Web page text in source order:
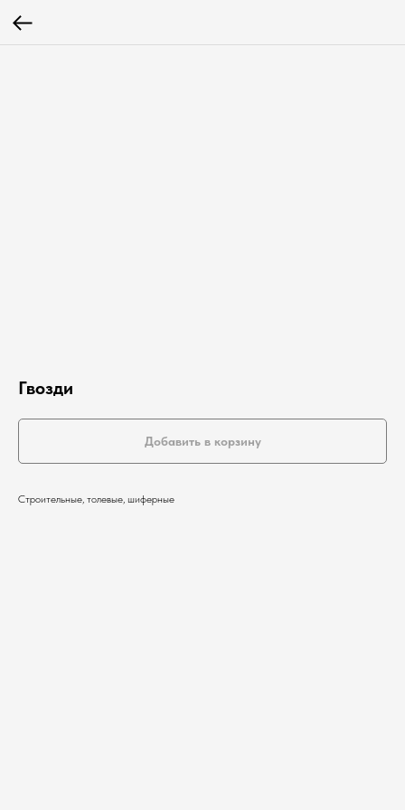
Гвозди
Добавить в корзину
Строительные, толевые, шиферные